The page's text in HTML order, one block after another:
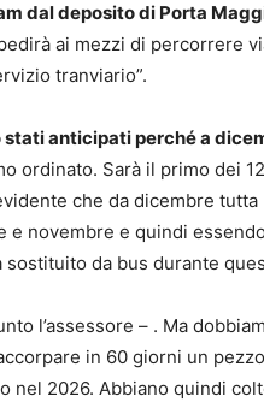
dal deposito di Porta
ai mezzi di percorrere
tranviario”.
stati anticipati perché a
ordinato. Sarà il primo dei
che da dicembre tutta
novembre e quindi
da bus durante
l’assessore – . Ma
in 60 giorni un
2026. Abbiano quindi